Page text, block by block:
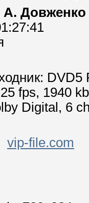
Довженко
DVD5
fps, 1940
Digital, 6
vip-file.com